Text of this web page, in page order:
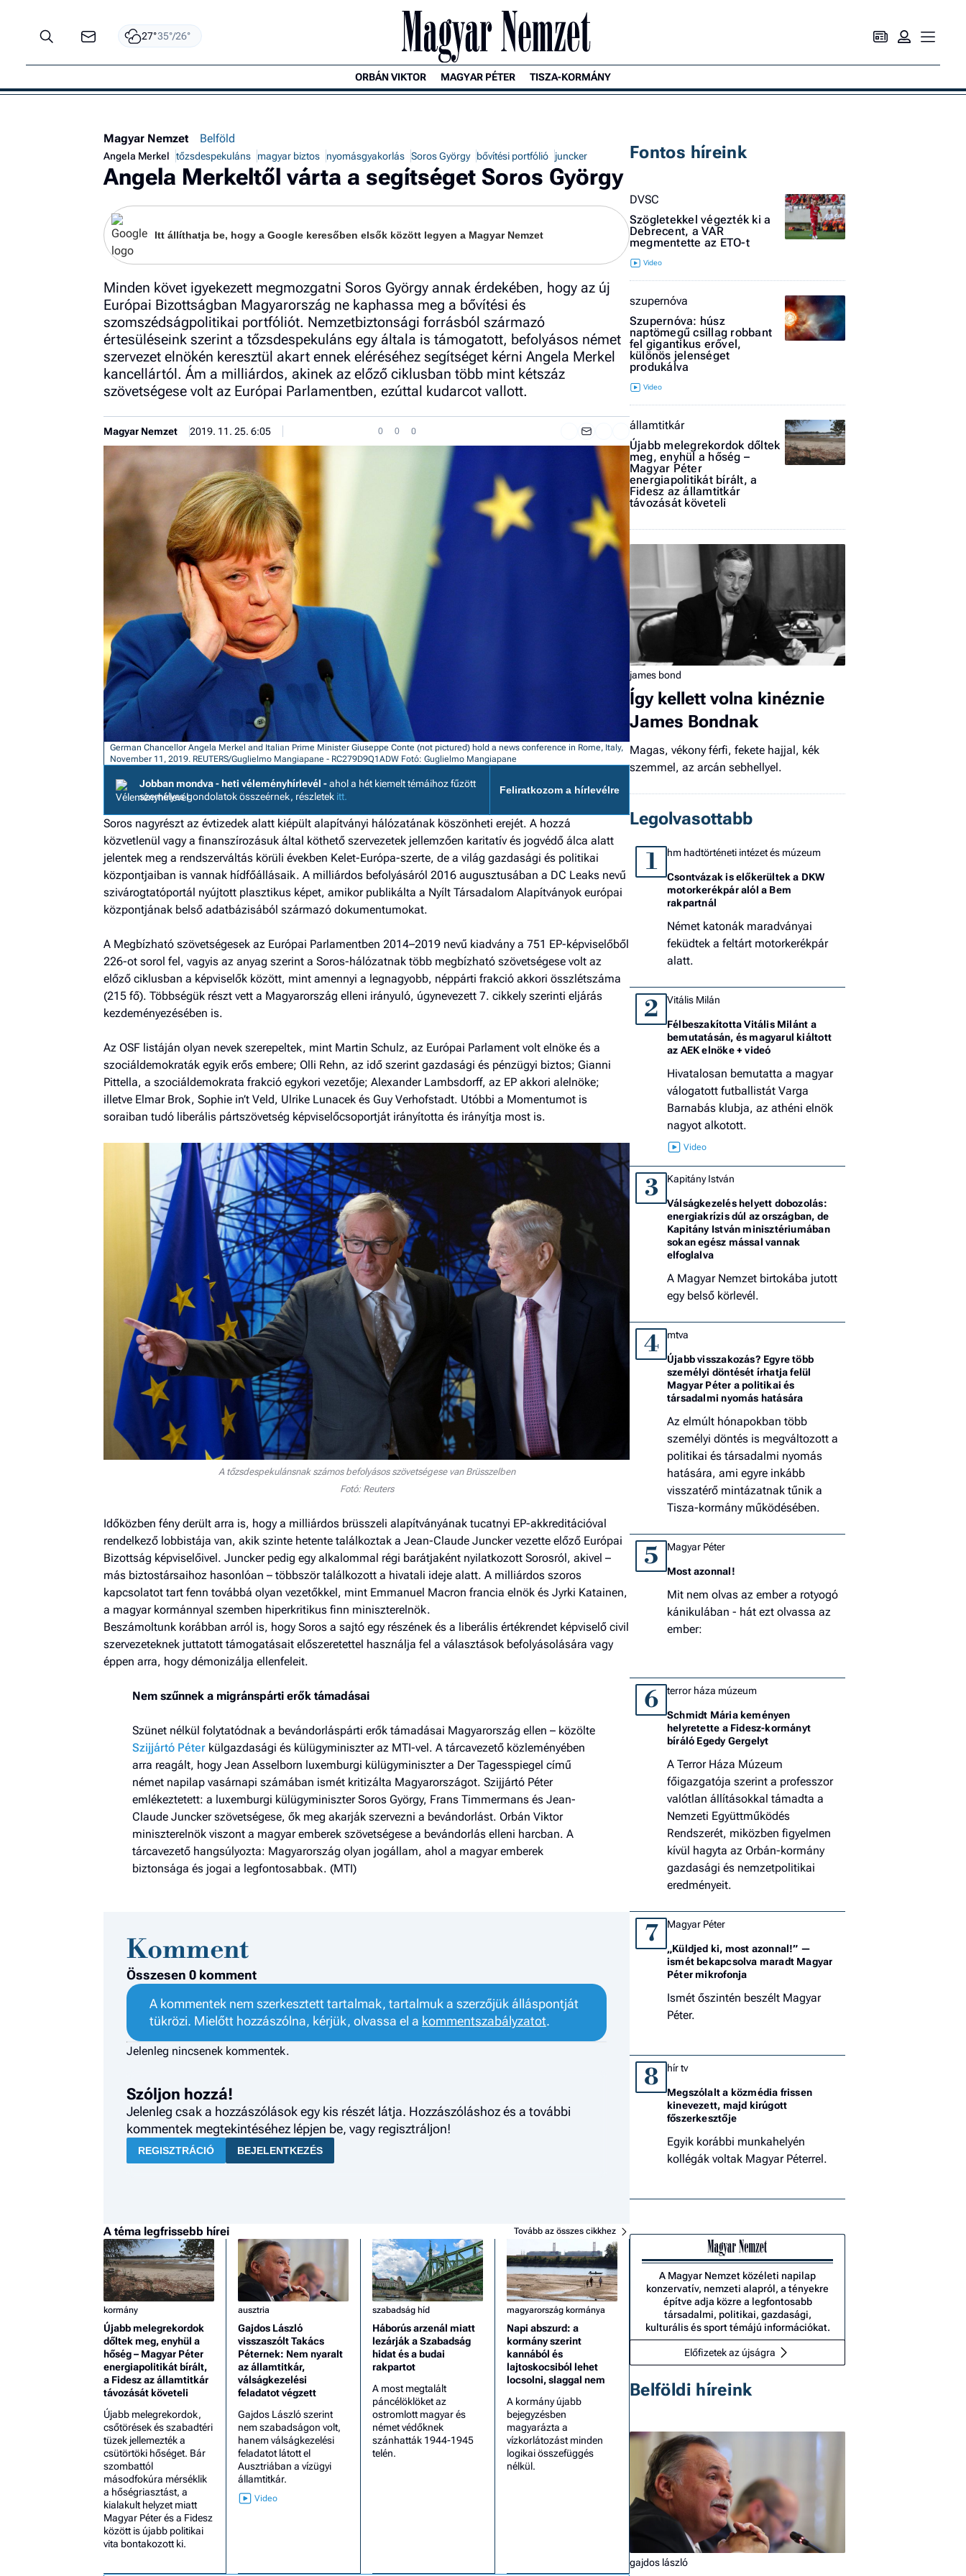
27°35°/26°
ORBÁN VIKTOR MAGYAR PÉTER TISZA-KORMÁNY
Magyar Nemzet Belföld
Angela Merkel tőzsdespekuláns magyar biztos nyomásgyakorlás Soros György bővítési portfólió juncker
Angela Merkeltől várta a segítséget Soros György
Itt állíthatja be, hogy a Google keresőben elsők között legyen a Magyar Nemzet
Minden követ igyekezett megmozgatni Soros György annak érdekében, hogy az új
Európai Bizottságban Magyarország ne kaphassa meg a bővítési és
szomszédságpolitikai portfóliót. Nemzetbiztonsági forrásból származó
értesüléseink szerint a tőzsdespekuláns egy általa is támogatott, befolyásos német
szervezet elnökén keresztül akart ennek eléréséhez segítséget kérni Angela Merkel
kancellártól. Ám a milliárdos, akinek az előző ciklusban több mint kétszáz
szövetségese volt az Európai Parlamentben, ezúttal kudarcot vallott.
Magyar Nemzet 2019. 11. 25. 6:05 0 0 0
German Chancellor Angela Merkel and Italian Prime Minister Giuseppe Conte (not pictured) hold a news conference in Rome, Italy,
November 11, 2019. REUTERS/Guglielmo Mangiapane - RC279D9Q1ADW Fotó: Guglielmo Mangiapane
Jobban mondva - heti véleményhírlevél -ahol a hét kiemelt témáihoz fűzött
személyes gondolatok összeérnek, részletek itt.
Feliratkozom a hírlevélre
Soros nagyrészt az évtizedek alatt kiépült alapítványi hálózatának köszönheti erejét. A hozzá
közvetlenül vagy a finanszírozásuk által köthető szervezetek jellemzően karitatív és jogvédő álca alatt
jelentek meg a rendszerváltás körüli években Kelet-Európa-szerte, de a világ gazdasági és politikai
központjaiban is vannak hídfőállá­saik. A milliárdos befolyásáról 2016 augusztusában a DC Leaks nevű
szivárogtatóportál nyújtott plasztikus képet, amikor publikálta a Nyílt Társadalom Alapítványok európai
központjának belső adatbázisából származó dokumentumokat.
A Megbízható szövetségesek az Európai Parlamentben 2014–2019 nevű kiadvány a 751 EP-képviselőből
226-ot sorol fel, vagyis az anyag szerint a Soros-hálózatnak több megbízható szövetségese volt az
előző ciklusban a képviselők között, mint amennyi a legnagyobb, néppárti frakció akkori összlétszáma
(215 fő). Többségük részt vett a Magyarország elleni irányuló, úgynevezett 7. cikkely szerinti eljárás
kezdeményezésében is.
Az OSF listáján olyan nevek szerepeltek, mint Martin Schulz, az Európai Parlament volt elnöke és a
szociál­demokraták egyik erős embere; Olli Rehn, az idő szerint gazdasági és pénzügyi biztos; Gianni
Pittella, a szociáldemokrata frakció egykori vezetője; Alexander Lambsdorff, az EP akkori alelnöke;
illetve Elmar Brok, Sophie in’t Veld, Ulrike Lunacek és Guy Verhofstadt. Utóbbi a Momentumot is
soraiban tudó liberális pártszövetség képviselőcsoportját irányította és irányítja most is.
A tőzsdespekulánsnak számos befolyásos szövetségese van Brüsszelben
Fotó: Reuters
Időközben fény derült arra is, hogy a milliárdos brüsszeli alapítványának tucatnyi EP-akkreditációval
rendelkező lobbistája van, akik szinte hetente találkoztak a Jean-Claude Juncker vezette előző Európai
Bizottság képviselőivel. Juncker pedig egy alkalommal régi barátjaként nyilatkozott Sorosról, akivel –
más biztostársaihoz hasonlóan – többször találkozott a hivatali ideje alatt. A milliárdos szoros
kapcsolatot tart fenn továbbá olyan vezetőkkel, mint Emmanuel Macron francia elnök és Jyrki Katainen,
a magyar kormánnyal szemben hiperkritikus finn miniszterelnök.
Beszámoltunk korábban arról is, hogy Soros a sajtó egy részének és a liberális értékrendet képviselő civil
szervezeteknek juttatott támogatásait előszeretettel használja fel a választások befolyásolására vagy
éppen arra, hogy démonizálja ellenfeleit.
Nem szűnnek a migránspárti erők támadásai
Szünet nélkül folytatódnak a bevándorláspárti erők támadásai Magyarország ellen – közölte
Szijjártó Péter külgazdasági és külügyminiszter az MTI-vel. A tárcavezető közleményében
arra reagált, hogy Jean Asselborn luxemburgi külügyminiszter a Der Tagesspiegel című
német napilap vasárnapi számában ismét kritizálta Magyarországot. Szijjártó Péter
emlékeztetett: a luxemburgi külügyminiszter Soros György, Frans Timmermans és Jean-
Claude Juncker szövetségese, ők meg akarják szervezni a bevándorlást. Orbán Viktor
miniszterelnök viszont a magyar emberek szövetségese a bevándorlás elleni harcban. A
tárcavezető hangsúlyozta: Magyarország olyan jogállam, ahol a magyar emberek
biztonsága és jogai a legfontosabbak. (MTI)
Komment
Összesen 0 komment
A kommentek nem szerkesztett tartalmak, tartalmuk a szerzőjük álláspontját
tükrözi. Mielőtt hozzászólna, kérjük, olvassa el a kommentszabályzatot.
Jelenleg nincsenek kommentek.
Szóljon hozzá!
Jelenleg csak a hozzászólások egy kis részét látja. Hozzászóláshoz és a további
kommentek megtekintéséhez lépjen be, vagy regisztráljon!
REGISZTRÁCIÓ BEJELENTKEZÉS
A téma legfrissebb hírei Tovább az összes cikkhez
kormány
Újabb melegrekordok
dőltek meg, enyhül a
hőség – Magyar Péter
energiapolitikát bírált,
a Fidesz az államtitkár
távozását követeli
Újabb melegrekordok,
csőtörések és szabadtéri
tüzek jellemezték a
csütörtöki hőséget. Bár
szombattól
másodfokúra mérséklik
a hőségriasztást, a
kialakult helyzet miatt
Magyar Péter és a Fidesz
között is újabb politikai
vita bontakozott ki.
ausztria
Gajdos László
visszaszólt Takács
Péternek: Nem nyaralt
az államtitkár,
válságkezelési
feladatot végzett
Gajdos László szerint
nem szabadságon volt,
hanem válságkezelési
feladatot látott el
Ausztriában a vízügyi
államtitkár.
szabadság híd
Háborús arzenál miatt
lezárják a Szabadság
hidat és a budai
rakpartot
A most megtalált
páncélöklöket az
ostromlott magyar és
német védőknek
szánhatták 1944-1945
telén.
magyarország kormánya
Napi abszurd: a
kormány szerint
kannából és
lajtoskocsiból lehet
locsolni, slaggal nem
A kormány újabb
bejegyzésben
magyarázta a
vízkorlátozást minden
logikai összefüggés
nélkül.
Fontos híreink
DVSC
Szögletekkel végezték ki a
Debrecent, a VAR
megmentette az ETO-t
szupernóva
Szupernóva: húsz
naptömegű csillag robbant
fel gigantikus erővel,
különös jelenséget
produkálva
államtitkár
Újabb melegrekordok dőltek
meg, enyhül a hőség –
Magyar Péter
energiapolitikát bírált, a
Fidesz az államtitkár
távozását követeli
james bond
Így kellett volna kinéznie
James Bondnak
Magas, vékony férfi, fekete hajjal, kék
szemmel, az arcán sebhellyel.
Legolvasottabb
1 hm hadtörténeti intézet és múzeum
Csontvázak is előkerültek a DKW
motorkerékpár alól a Bem
rakpartnál
Német katonák maradványai
feküdtek a feltárt motorkerékpár
alatt.
2 Vitális Milán
Félbeszakította Vitális Milánt a
bemutatásán, és magyarul kiáltott
az AEK elnöke + videó
Hivatalosan bemutatta a magyar
válogatott futballistát Varga
Barnabás klubja, az athéni elnök
nagyot alkotott.
3 Kapitány István
Válságkezelés helyett dobozolás:
energiakrízis dúl az országban, de
Kapitány István minisztériumában
sokan egész mással vannak
elfoglalva
A Magyar Nemzet birtokába jutott
egy belső körlevél.
4 mtva
Újabb visszakozás? Egyre több
személyi döntését írhatja felül
Magyar Péter a politikai és
társadalmi nyomás hatására
Az elmúlt hónapokban több
személyi döntés is megváltozott a
politikai és társadalmi nyomás
hatására, ami egyre inkább
visszatérő mintázatnak tűnik a
Tisza-kormány működésében.
5 Magyar Péter
Most azonnal!
Mit nem olvas az ember a rotyogó
kánikulában - hát ezt olvassa az
ember:
6 terror háza múzeum
Schmidt Mária keményen
helyretette a Fidesz-kormányt
bíráló Egedy Gergelyt
A Terror Háza Múzeum
főigazgatója szerint a professzor
valótlan állításokkal támadta a
Nemzeti Együttműködés
Rendszerét, miközben figyelmen
kívül hagyta az Orbán-kormány
gazdasági és nemzetpolitikai
eredményeit.
7 Magyar Péter
„Küldjed ki, most azonnal!” —
ismét bekapcsolva maradt Magyar
Péter mikrofonja
Ismét őszintén beszélt Magyar
Péter.
8 hír tv
Megszólalt a közmédia frissen
kinevezett, majd kirúgott
főszerkesztője
Egyik korábbi munkahelyén
kollégák voltak Magyar Péterrel.
A Magyar Nemzet közéleti napilap
konzervatív, nemzeti alapról, a tényekre
építve adja közre a legfontosabb
társadalmi, politikai, gazdasági,
kulturális és sport témájú információkat.
Előfizetek az újságra
Belföldi híreink
gajdos lászló